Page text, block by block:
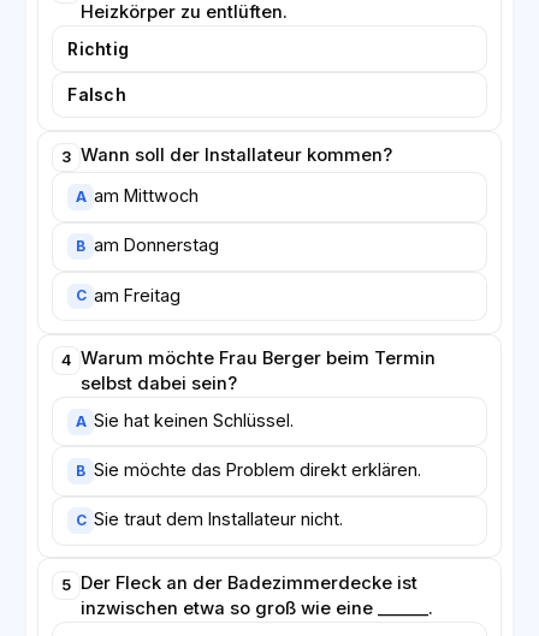
Heizkörper zu entlüften.
Richtig
Falsch
3 Wann soll der Installateur kommen?
A am Mittwoch
B am Donnerstag
C am Freitag
4 Warum möchte Frau Berger beim Termin
selbst dabei sein?
A Sie hat keinen Schlüssel.
B Sie möchte das Problem direkt erklären.
C Sie traut dem Installateur nicht.
5 Der Fleck an der Badezimmerdecke ist
inzwischen etwa so groß wie eine ______.